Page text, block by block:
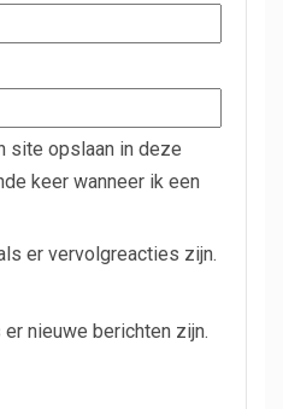
site opslaan in deze
keer wanneer ik een
er vervolgreacties zijn.
nieuwe berichten zijn.